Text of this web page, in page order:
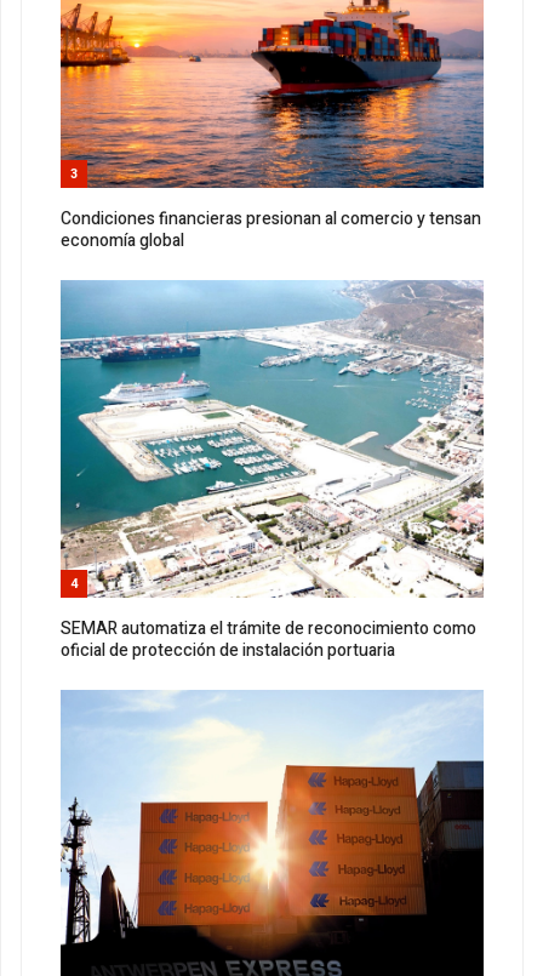
3
Condiciones financieras presionan al comercio y tensan
economía global
4
SEMAR automatiza el trámite de reconocimiento como
oficial de protección de instalación portuaria